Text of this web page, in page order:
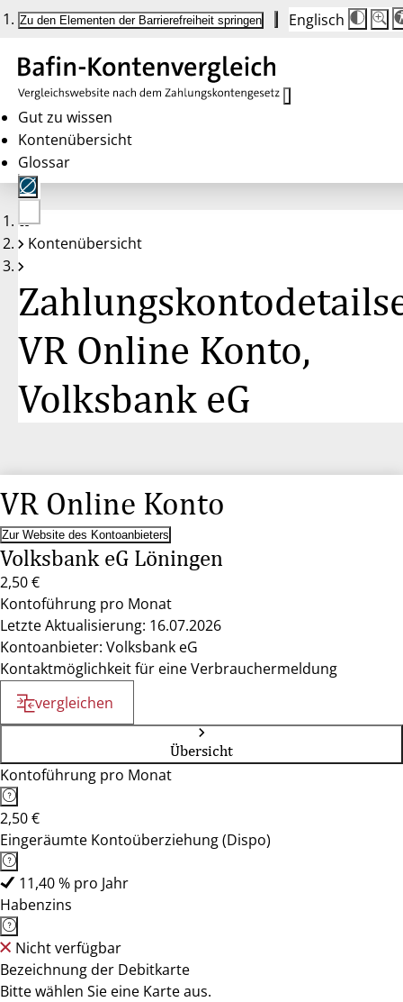
Zu den Elementen der Barrierefreiheit springen Englisch
Die
auf
100
100
Gut zu wissen
Kontenübersicht
Glossar
Keine
Konten
Kontenübersicht
VR Online Konto,
Volksbank eG
VR Online Konto
Zur Website des Kontoanbieters
Volksbank eG Löningen
2,50 €
Kontoführung pro Monat
Letzte Aktualisierung: 16.07.2026
Kontoanbieter: Volksbank eG
Kontaktmöglichkeit für eine Verbrauchermeldung
vergleichen
Übersicht
Kontoführung pro Monat
2,50 €
Eingeräumte Kontoüberziehung (Dispo)
11,40 % pro Jahr
Habenzins
Nicht verfügbar
Bezeichnung der Debitkarte
Bitte wählen Sie eine Karte aus.